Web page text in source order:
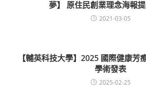
夢】 原住民創業理念海報
2021-03-05
【輔英科技大學】2025 國際健康芳
學術發表
2025-02-25